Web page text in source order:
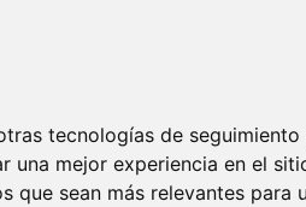
tecnologías de
una mejor experiencia en el
que sean más relevantes para